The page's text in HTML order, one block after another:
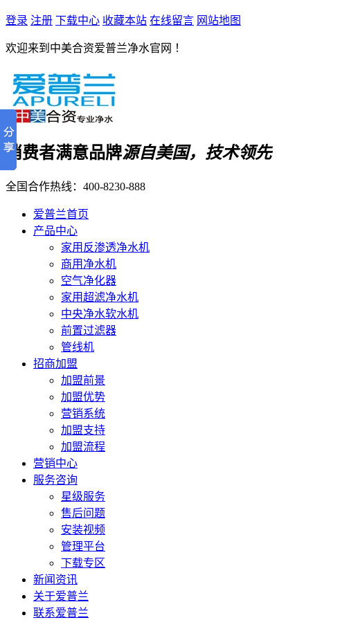
登录 注册 下载中心 收藏本站 在线留言 网站地图
欢迎来到中美合资爱普兰净水官网 ！
消费者满意品牌源自美国，技术领先
全国合作热线： 400-8230-888
爱普兰首页
产品中心
家用反渗透净水机
商用净水机
空气净化器
家用超滤净水机
中央净水软水机
前置过滤器
管线机
招商加盟
加盟前景
加盟优势
营销系统
加盟支持
加盟流程
营销中心
服务咨询
星级服务
售后问题
安装视频
管理平台
下载专区
新闻资讯
关于爱普兰
联系爱普兰